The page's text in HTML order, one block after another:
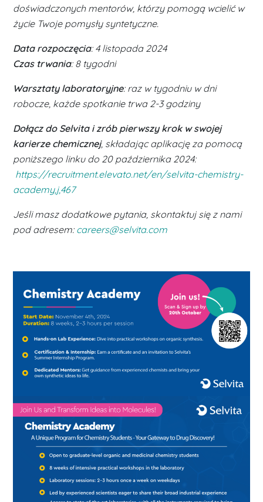
doświadczonych mentorów, którzy pomogą wcielić w
życie Twoje pomysły syntetyczne.
Data rozpoczęcia: 4 listopada 2024
Czas trwania: 8 tygodni
Warsztaty laboratoryjne: raz w tygodniu w dni
robocze, każde spotkanie trwa 2-3 godziny
Dołącz do Selvita i zrób pierwszy krok w swojej
karierze chemicznej, składając aplikację za pomocą
poniższego linku do 20 października 2024:
https://recruitment.elevato.net/en/selvita-chemistry-
academy,j,467
Jeśli masz dodatkowe pytania, skontaktuj się z nami
pod adresem: careers@selvita.com